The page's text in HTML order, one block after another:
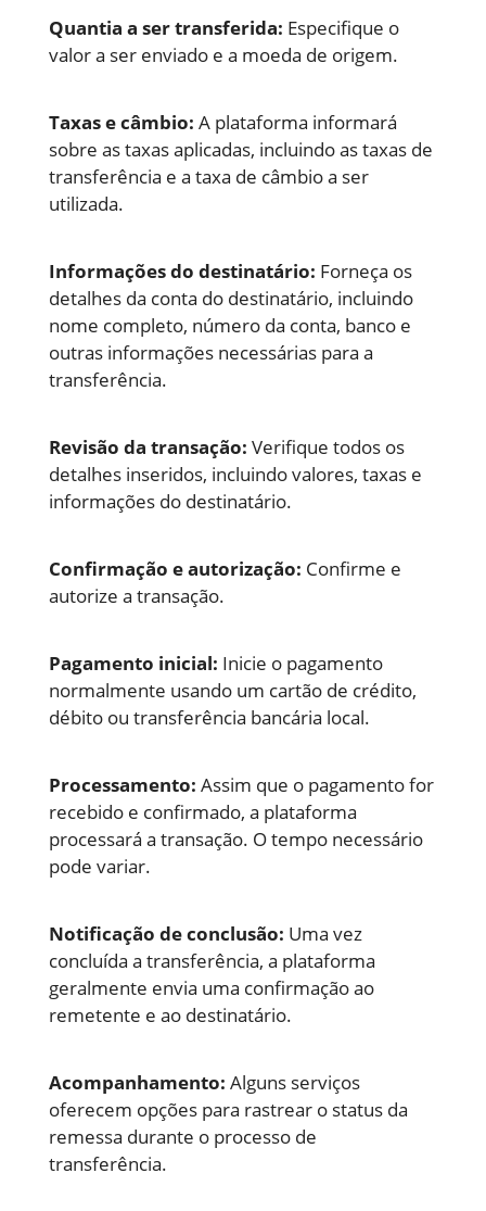
Quantia a ser transferida: Especifique o
valor a ser enviado e a moeda de origem.
Taxas e câmbio: A plataforma informará
sobre as taxas aplicadas, incluindo as taxas de
transferência e a taxa de câmbio a ser
utilizada.
Informações do destinatário: Forneça os
detalhes da conta do destinatário, incluindo
nome completo, número da conta, banco e
outras informações necessárias para a
transferência.
Revisão da transação: Verifique todos os
detalhes inseridos, incluindo valores, taxas e
informações do destinatário.
Confirmação e autorização: Confirme e
autorize a transação.
Pagamento inicial: Inicie o pagamento
normalmente usando um cartão de crédito,
débito ou transferência bancária local.
Processamento: Assim que o pagamento for
recebido e confirmado, a plataforma
processará a transação. O tempo necessário
pode variar.
Notificação de conclusão: Uma vez
concluída a transferência, a plataforma
geralmente envia uma confirmação ao
remetente e ao destinatário.
Acompanhamento: Alguns serviços
oferecem opções para rastrear o status da
remessa durante o processo de
transferência.